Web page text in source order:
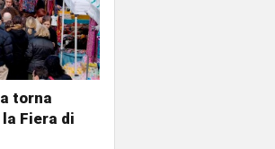
torna
Fiera di